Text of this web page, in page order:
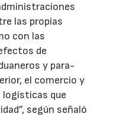
las propias
con las
de
y para-
el comercio y
que
según señaló